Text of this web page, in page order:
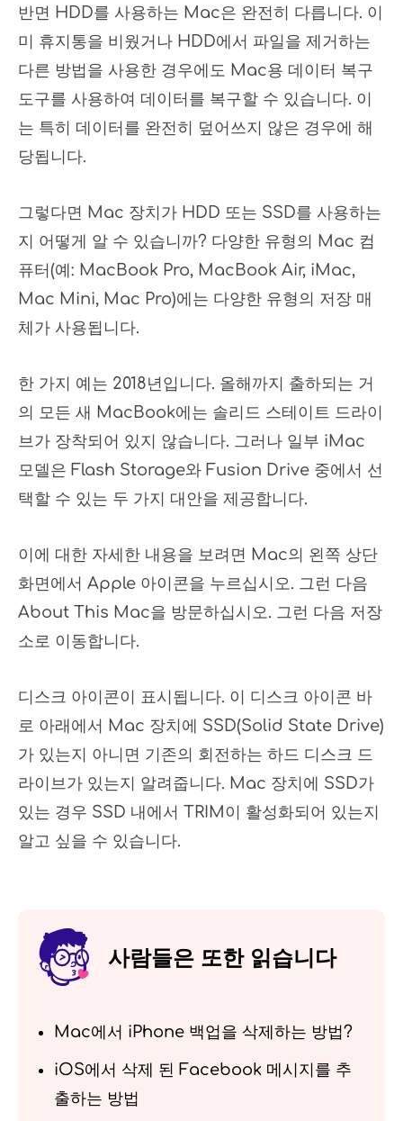
반면 HDD를 사용하는 Mac은 완전히 다릅니다. 이
미 휴지통을 비웠거나 HDD에서 파일을 제거하는
다른 방법을 사용한 경우에도 Mac용 데이터 복구
도구를 사용하여 데이터를 복구할 수 있습니다. 이
는 특히 데이터를 완전히 덮어쓰지 않은 경우에 해
당됩니다.
그렇다면 Mac 장치가 HDD 또는 SSD를 사용하는
지 어떻게 알 수 있습니까? 다양한 유형의 Mac 컴
퓨터(예: MacBook Pro, MacBook Air, iMac,
Mac Mini, Mac Pro)에는 다양한 유형의 저장 매
체가 사용됩니다.
한 가지 예는 2018년입니다. 올해까지 출하되는 거
의 모든 새 MacBook에는 솔리드 스테이트 드라이
브가 장착되어 있지 않습니다. 그러나 일부 iMac
모델은 Flash Storage와 Fusion Drive 중에서 선
택할 수 있는 두 가지 대안을 제공합니다.
이에 대한 자세한 내용을 보려면 Mac의 왼쪽 상단
화면에서 Apple 아이콘을 누르십시오. 그런 다음
About This Mac을 방문하십시오. 그런 다음 저장
소로 이동합니다.
디스크 아이콘이 표시됩니다. 이 디스크 아이콘 바
로 아래에서 Mac 장치에 SSD(Solid State Drive)
가 있는지 아니면 기존의 회전하는 하드 디스크 드
라이브가 있는지 알려줍니다. Mac 장치에 SSD가
있는 경우 SSD 내에서 TRIM이 활성화되어 있는지
알고 싶을 수 있습니다.
사람들은 또한 읽습니다
Mac에서 iPhone 백업을 삭제하는 방법?
iOS에서 삭제 된 Facebook 메시지를 추
출하는 방법